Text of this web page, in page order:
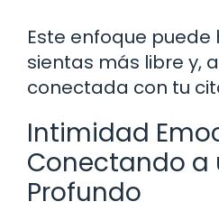
Este enfoque
sientas más libre y,
conectada con tu
Intimidad
Conectando a
Profundo